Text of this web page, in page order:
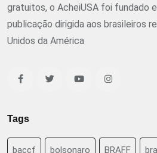
gratuitos, o AcheiUSA foi fundado
publicação dirigida aos brasileiros
Unidos da América
Tags
baccf bolsonaro BRAFF